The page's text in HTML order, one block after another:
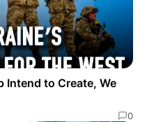
Intend to Create, We
0